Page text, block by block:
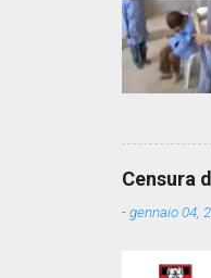
Censura
-gennaio 04,